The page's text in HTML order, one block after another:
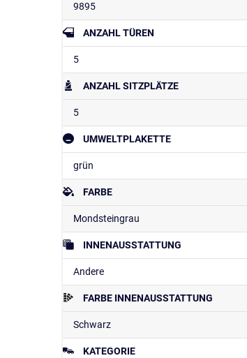
9895
ANZAHL TÜREN
5
ANZAHL SITZPLÄTZE
5
UMWELTPLAKETTE
grün
FARBE
Mondsteingrau
INNENAUSSTATTUNG
Andere
FARBE INNENAUSSTATTUNG
Schwarz
KATEGORIE